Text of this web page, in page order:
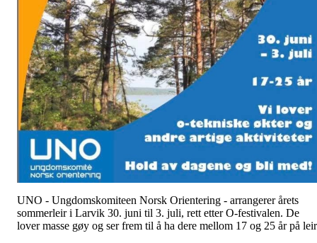
UNO - Ungdomskomiteen Norsk Orientering - arrangerer årets
sommerleir i Larvik 30. juni til 3. juli, rett etter O-festivalen. De
lover masse gøy og ser frem til å ha dere mellom 17 og 25 år på